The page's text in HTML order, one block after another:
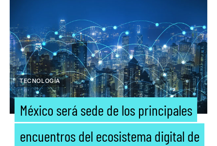
TECNOLOGÍA
México será sede de los principales
encuentros del ecosistema digital de